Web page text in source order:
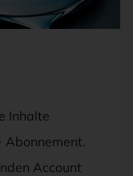
Inhalte
Abonnement.
Account